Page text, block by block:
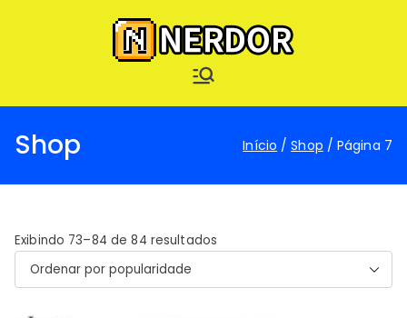
Extremo
Nerdor - A maior loja Nerd
Shop Início Shop Página 7
Exibindo 73–84 de 84 resultados